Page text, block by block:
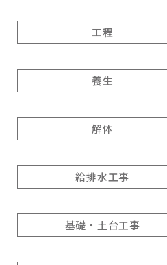
工程
養生
解体
給排水工事
基礎・土台工事